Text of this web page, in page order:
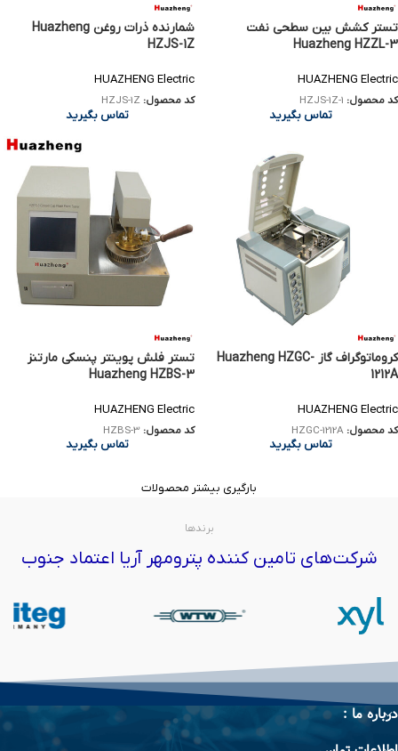
تستر کشش بین سطحی نفت
Huazheng HZZL-3
HUAZHENG Electric
کد محصول: HZJS-1Z-1
تماس بگیرید
شمارنده ذرات روغن Huazheng
HZJS-1Z
HUAZHENG Electric
کد محصول: HZJS-1Z
تماس بگیرید
کروماتوگراف گاز Huazheng HZGC-
1212A
HUAZHENG Electric
کد محصول: HZGC-1212A
تماس بگیرید
تستر فلش پوینتر پنسکی مارتنز
Huazheng HZBS-3
HUAZHENG Electric
کد محصول: HZBS-3
تماس بگیرید
بارگیری بیشتر محصولات
برندها
شرکت‌های تامین کننده پترومهر آریا اعتماد جنوب
درباره ما :